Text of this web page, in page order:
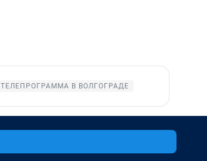
ТЕЛЕПРОГРАММА В ВОЛГОГРАДЕ